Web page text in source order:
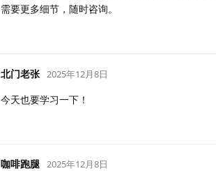
需要更多细节，随时咨询。
北门老张 2025年12月8日
今天也要学习一下！
咖啡跑腿 2025年12月8日